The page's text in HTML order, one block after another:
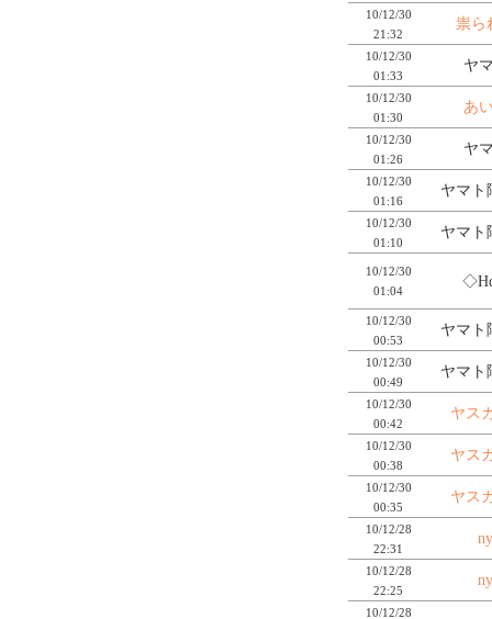
10/12/30
21:32
祟ら
10/12/30
01:33
ヤ
10/12/30
01:30
あ
10/12/30
01:26
ヤ
10/12/30
01:16
ヤマト
10/12/30
01:10
ヤマト
10/12/30
01:04
10/12/30
00:53
ヤマト
10/12/30
00:49
ヤマト
10/12/30
00:42
ヤス
10/12/30
00:38
ヤス
10/12/30
00:35
ヤス
10/12/28
22:31
10/12/28
22:25
10/12/28